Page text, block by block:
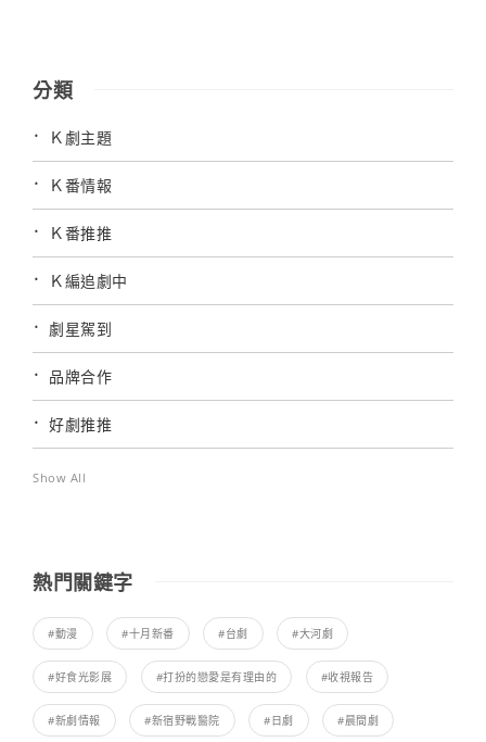
分類
Ｋ劇主題
Ｋ番情報
Ｋ番推推
Ｋ編追劇中
劇星駕到
品牌合作
好劇推推
Show All
熱門關鍵字
#動漫 #十月新番 #台劇 #大河劇
#好食光影展 #打扮的戀愛是有理由的 #收視報告
#新劇情報 #新宿野戰醫院 #日劇 #晨間劇